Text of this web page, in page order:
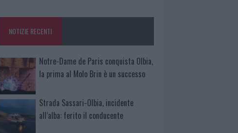
NOTIZIE RECENTI
Notre-Dame de Paris conquista Olbia,
la prima al Molo Brin è un successo
Strada Sassari-Olbia, incidente
all’alba: ferito il conducente